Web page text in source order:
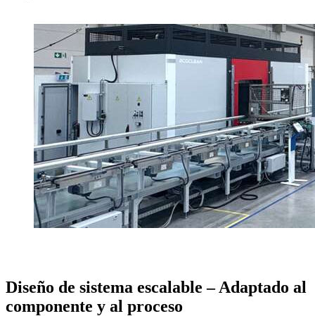
Diseño de sistema escalable – Adaptado al
componente y al proceso